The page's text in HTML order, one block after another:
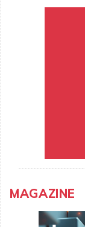
MAGAZINE